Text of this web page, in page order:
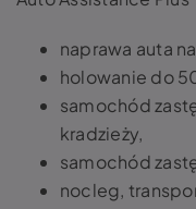
naprawa auta
holowanie do
samochód
kradzieży,
samochód
nocleg,